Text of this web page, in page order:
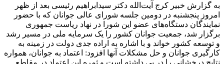
به گزارش خبیر کرج آیت‌الله دکتر سیدابراهیم رئیسی بعد از ظهر
امروز پنجشنبه در دومین جلسه شورای ‌عالی جوانان که با حضور
نمایندگان دستگاه‌های عضو این شورا در نهاد ریاست جمهوری
برگزار شد، جمعیت جوانان کشور را یک سرمایه ملی در مسیر رشد
و توسعه کشور خواند و با اشاره به اراده جدی دولت در زمینه به
کارگیری جوانان و حل مشکلات آنها افزود: اعتماد به جوانان، همواره
نتایج درخشانی را در پی داشته است و ثمره این اعتماد در مقاطع